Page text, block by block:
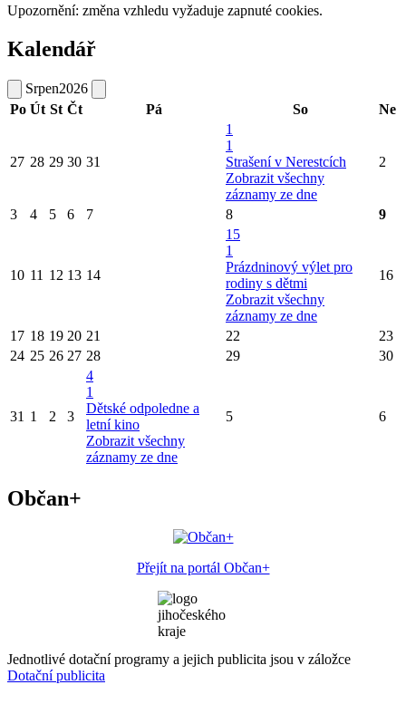
Upozornění: změna vzhledu vyžaduje zapnuté cookies.
Kalendář
Srpen2026
Po Út St Čt Pá So Ne
27 28 29 30 31
1
1
Strašení v Nerestcích
Zobrazit všechny
záznamy ze dne
2
3 4 5 6 7 8 9
10 11 12 13 14
15
1
Prázdninový výlet pro
rodiny s dětmi
Zobrazit všechny
záznamy ze dne
16
17 18 19 20 21 22
23
24 25 26 27 28 29 30
31 1 2 3
4
1
Dětské odpoledne a
letní kino
Zobrazit všechny
záznamy ze dne
5 6
Občan+
Přejít na portál Občan+
Jednotlivé dotační programy a jejich publicita jsou v záložce
Dotační publicita